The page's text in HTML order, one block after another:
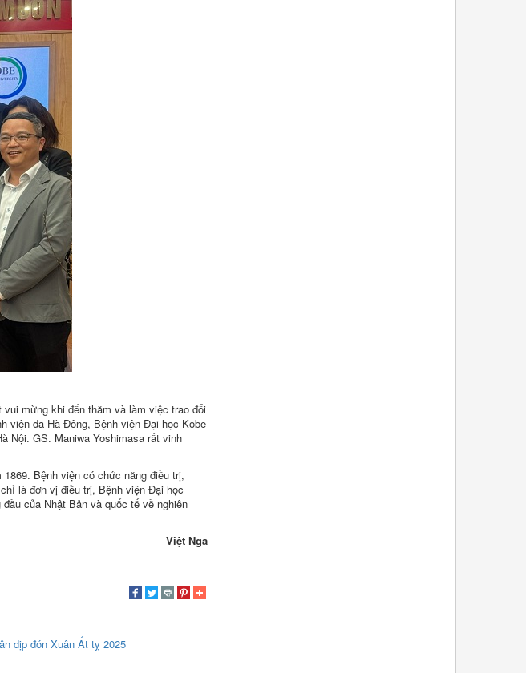
mừng khi đến thăm và làm việc trao đổi
viện đa Hà Đông, Bệnh viện Đại học Kobe
Nội. GS. Maniwa Yoshimasa rất vinh
Bệnh viện có chức năng điều trị,
là đơn vị điều trị, Bệnh viện Đại học
của Nhật Bản và quốc tế về nghiên
Việt Nga
dịp đón Xuân Ất tỵ 2025